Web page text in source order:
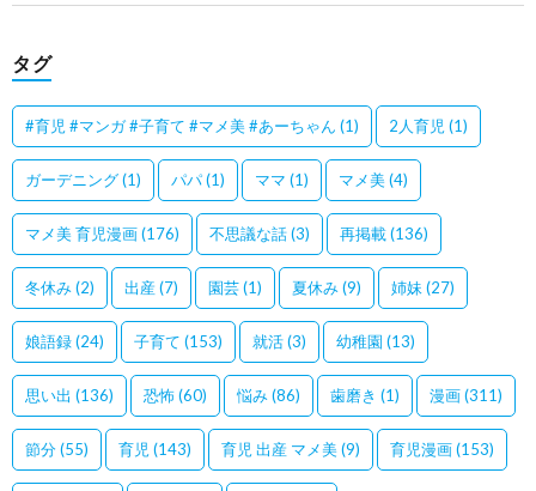
タグ
#育児 #マンガ #子育て #マメ美 #あーちゃん (1) 2人育児 (1)
ガーデニング(1) パパ(1) ママ (1) マメ美(4)
マメ美 育児漫画(176) 不思議な話(3) 再掲載(136)
冬休み(2) 出産(7) 園芸(1) 夏休み(9) 姉妹 (27)
娘語録(24) 子育て (153) 就活(3) 幼稚園 (13)
思い出 (136) 恐怖(60) 悩み(86) 歯磨き (1) 漫画(311)
節分(55) 育児 (143) 育児 出産 マメ美(9) 育児漫画(153)